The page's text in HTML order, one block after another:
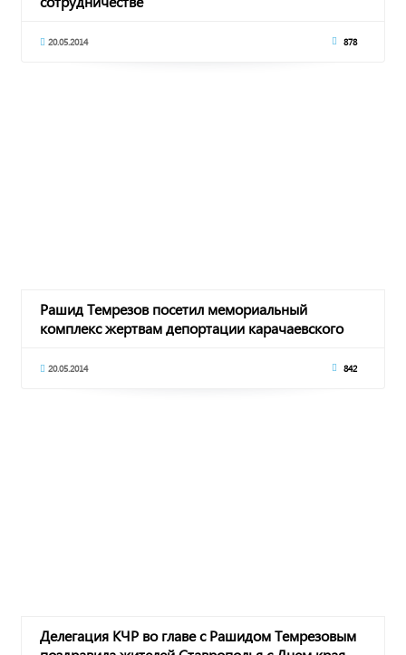
20.05.2014 878
Рашид Темрезов посетил мемориальный
комплекс жертвам депортации карачаевского
20.05.2014 842
Делегация КЧР во главе с Рашидом Темрезовым